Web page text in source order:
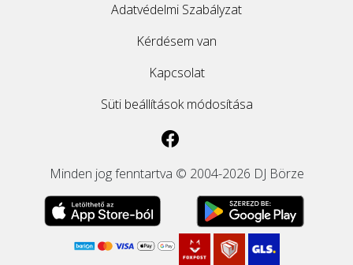
Adatvédelmi Szabályzat
Kérdésem van
Kapcsolat
Süti beállítások módosítása
Minden jog fenntartva © 2004-2026 DJ Börze